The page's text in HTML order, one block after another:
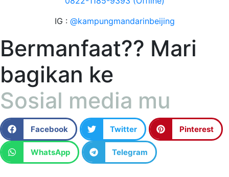
IG : @kampungmandarinbeijing
Bermanfaat?? Mari
bagikan ke
Sosial media mu
Facebook Twitter Pinterest
WhatsApp Telegram